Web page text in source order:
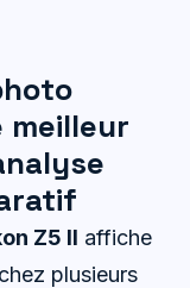
meilleur
Z5 II affiche
chez plusieurs